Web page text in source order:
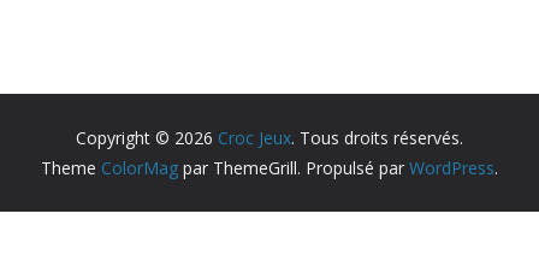
Copyright © 2026 Croc Jeux. Tous droits réservés.
Theme ColorMag par ThemeGrill. Propulsé par WordPress.